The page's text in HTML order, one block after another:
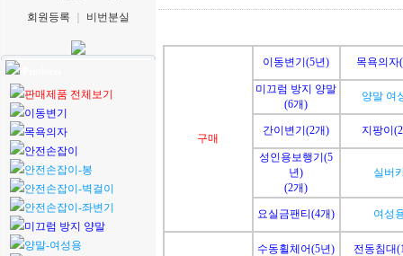
회원등록
비번분실
판매제품 전체보기
이동변기
목욕의자
안전손잡이
안전손잡이-봉
안전손잡이-벽걸이
안전손잡이-좌변기
미끄럼 방지 양말
양말-여성용
구매
이동변기(5년) 목욕의자
미끄럼 방지 양말
(6개)
양말 여
간이변기(2개) 지팡이
성인용보행기(5
년)
(2개)
실버
요실금팬티(4개) 여성
수동휠체어(5년) 전동침대